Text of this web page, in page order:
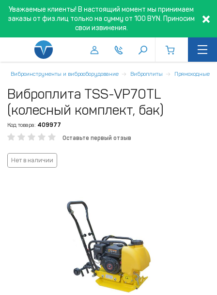
Уважаемые клиенты! В настоящий момент мы принимаем
заказы от физ.лиц только на сумму от 100 BYN. Приносим
свои извинения.
Виброинструменты и виброоборудование Виброплиты Прямоходные
Виброплита TSS-VP70TL
(колесный комплект, бак)
Код товара: 409977
Оставьте первый отзыв
Нет в наличии